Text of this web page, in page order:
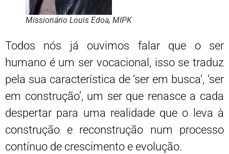
Missionário Louis Edoa, MIPK
Todos nós já ouvimos falar que o ser
humano é um ser vocacional, isso se traduz
pela sua característica de ‘ser em busca’, ‘ser
em construção’, um ser que renasce a cada
despertar para uma realidade que o leva à
construção e reconstrução num processo
contínuo de crescimento e evolução.